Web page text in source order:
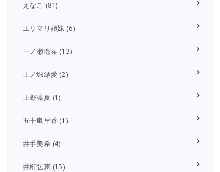
えなこ (81)
エリマリ姉妹 (6)
一ノ瀬瑠菜 (13)
上ノ堀結愛 (2)
上野凛夏 (1)
五十嵐早香 (1)
井手美希(4)
井桁弘恵(15)